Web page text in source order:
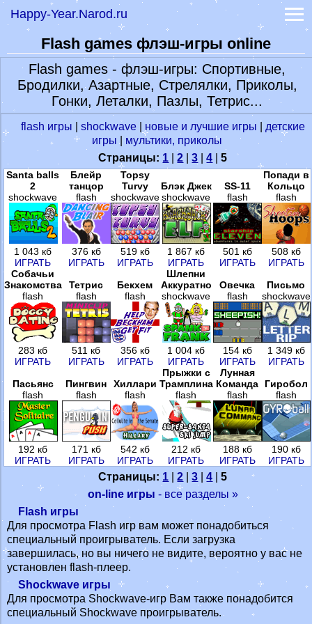
Flash games флэш-игры online
Flash games - флэш-игры: Спортивные,
Бродилки, Азартные, Стрелялки, Приколы,
Гонки, Леталки, Пазлы, Тетрис...
flash игры shockwave новые и лучшие игры
детские
игры
мультики, приколы
Страницы: 1 |2 |3 |4 |5
Santa balls
2
shockwave
1 043 кб
ИГРАТЬ
Блейр
танцор
flash
376 кб
ИГРАТЬ
Topsy
Turvy
shockwave
519 кб
ИГРАТЬ
Блэк Джек
shockwave
1 867 кб
ИГРАТЬ
SS-11
flash
501 кб
ИГРАТЬ
Попади в
Кольцо
flash
508 кб
ИГРАТЬ
Собачьи
Знакомства
flash
283 кб
ИГРАТЬ
Тетрис
flash
511 кб
ИГРАТЬ
Бекхем
flash
356 кб
ИГРАТЬ
Шлепни
Аккуратно
shockwave
1 004 кб
ИГРАТЬ
Овечка
flash
154 кб
ИГРАТЬ
Письмо
shockwave
1 349 кб
ИГРАТЬ
Пасьянс
flash
192 кб
ИГРАТЬ
Пингвин
flash
171 кб
ИГРАТЬ
Хиллари
flash
542 кб
ИГРАТЬ
Прыжки с
Трамплина
flash
212 кб
ИГРАТЬ
Лунная
Команда
flash
188 кб
ИГРАТЬ
Гиробол
flash
190 кб
ИГРАТЬ
Страницы: 1 |2 |3 |4 |5
on-line игры - все разделы »
Flash игры
Для просмотра Flash игр вам может понадобиться
специальный проигрыватель. Если загрузка
завершилась, но вы ничего не видите, вероятно у вас не
установлен flash-плеер.
Shockwave игры
Для просмотра Shockwave-игр Вам также понадобится
специальный Shockwave проигрыватель.
Happy-Year.Narod.ruЛунный календарь 2022
Гадание онлайн
-Книга судеб
-Книга перемен
-Гадание на рунах
Самые точные гадания
Гороскопы
-Гороскоп на сегодня
Гороскоп на 2022 год
Лунный гороскоп Глоба
Праздники 2023
Признание в любви
Обои Заставки Фото